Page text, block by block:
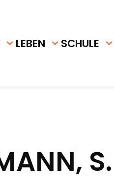
LEBEN SCHULE
S.